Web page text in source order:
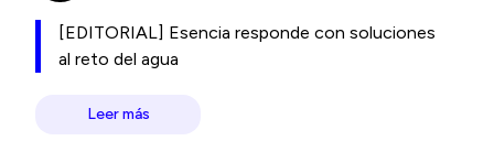
[EDITORIAL] Esencia responde con soluciones
al reto del agua
Leer más